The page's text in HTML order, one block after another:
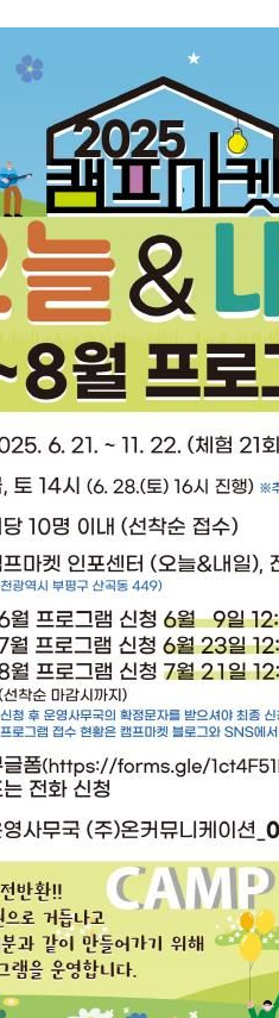
카에 1-0 승리(종합)
뛰고 슈팅 0개
전례 없는 특급대우'
폭염 저감시설 '온도
량폭탄 폭발 사건
란이 목표 아냐 " 밝혀
논군 3명 폭발로 부상
된 전선 상황 논의
어포스원 기밀정보, 언
지병 별세
취약해질 수 있어”